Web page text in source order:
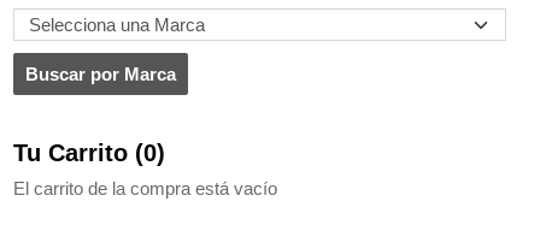
Tu Carrito (0)
El carrito de la compra está vacío